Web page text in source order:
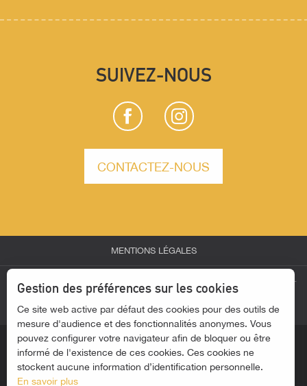
SUIVEZ-NOUS
CONTACTEZ-NOUS
MENTIONS LÉGALES
ESPACE PARTENAIRES ESPACE GROUPES ESPACE PRESSE -
ACTUALITÉS - ACCESSIBILITÉ - SITE NON CONFORME
Gestion des préférences sur les cookies
Ce site web active par défaut des cookies pour des outils de
mesure d'audience et des fonctionnalités anonymes. Vous
pouvez configurer votre navigateur afin de bloquer ou être
informé de l'existence de ces cookies. Ces cookies ne
stockent aucune information d’identification personnelle.
En savoir plus